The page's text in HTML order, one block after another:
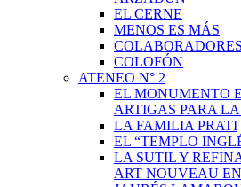
EL CERNE
MENOS ES MÁS
COLABORADORES
COLOFÓN
ATENEO N° 2
EL MONUMENTO
ARTIGAS PARA
LA FAMILIA PRATI
EL “TEMPLO
LA SUTIL Y
ART NOUVEAU